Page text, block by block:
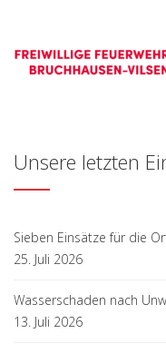
Unsere letzten
Sieben Einsätze für die
25. Juli 2026
Wasserschaden nach
13. Juli 2026